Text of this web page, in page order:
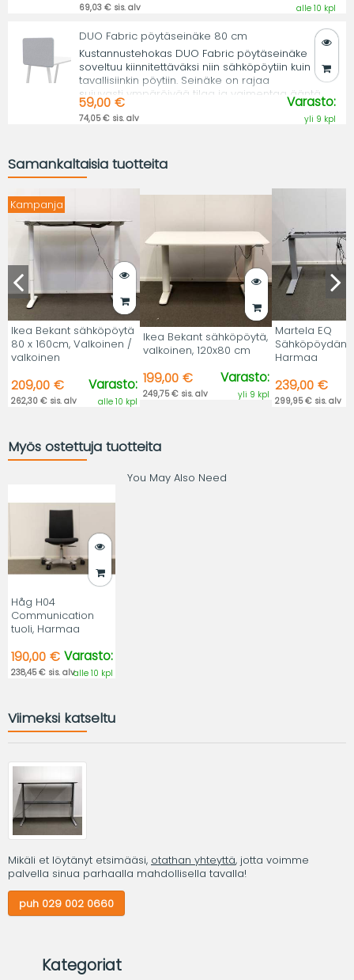
69,03 € sis. alv alle 10 kpl
DUO Fabric pöytäseinäke 80 cm
Kustannustehokas DUO Fabric pöytäseinäke
soveltuu kiinnitettäväksi niin sähköpöytiin kuin
tavallisiinkin pöytiin. Seinäke on rajaa
sujuvasti ympäröivää tilaa ja vaimentaa ääntä.
59,00 €
74,05 € sis. alv
Varasto:
yli 9 kpl
Samankaltaisia tuotteita
Kampanja
Ikea Bekant sähköpöytä
80 x 160cm, Valkoinen /
valkoinen
209,00 €
262,30 € sis. alv
Varasto:
alle 10 kpl
Ikea Bekant sähköpöytä,
valkoinen, 120x80 cm
199,00 €
249,75 € sis. alv
Varasto:
yli 9 kpl
Martela EQ
Sähköpöydän
Harmaa
239,00 €
299,95 € sis. alv
Myös ostettuja tuotteita
You May Also Need
Håg H04
Communication
tuoli, Harmaa
190,00 €
238,45 € sis. alv
Varasto:
alle 10 kpl
Viimeksi katseltu
Mikäli et löytänyt etsimääsi, otathan yhteyttä, jotta voimme
palvella sinua parhaalla mahdollisella tavalla!
puh 029 002 0660
Kategoriat